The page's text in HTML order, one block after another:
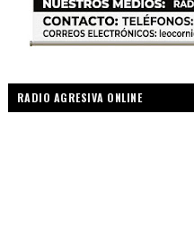
RADIO AGRESIVA ONLINE